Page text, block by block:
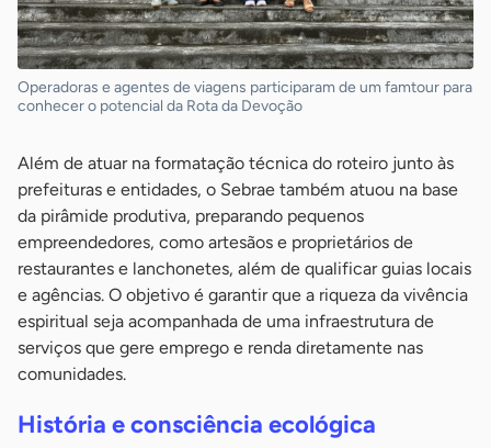
Operadoras e agentes de viagens participaram de um famtour para
conhecer o potencial da Rota da Devoção
Além de atuar na formatação técnica do roteiro junto às
prefeituras e entidades, o Sebrae também atuou na base
da pirâmide produtiva, preparando pequenos
empreendedores, como artesãos e proprietários de
restaurantes e lanchonetes, além de qualificar guias locais
e agências. O objetivo é garantir que a riqueza da vivência
espiritual seja acompanhada de uma infraestrutura de
serviços que gere emprego e renda diretamente nas
comunidades.
História e consciência ecológica